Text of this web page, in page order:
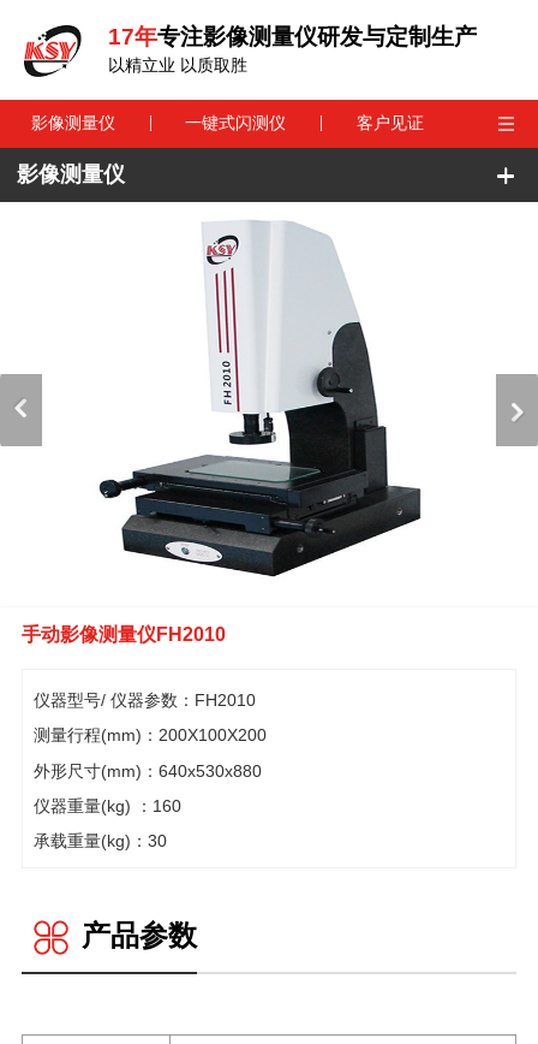
17年专注影像测量仪研发与定制生产
以精立业 以质取胜
影像测量仪 一键式闪测仪 客户见证
影像测量仪
手动影像测量仪FH2010
仪器型号/ 仪器参数：FH2010
测量行程(mm)：200X100X200
外形尺寸(mm)：640x530x880
仪器重量(kg) ：160
承载重量(kg)：30
产品参数